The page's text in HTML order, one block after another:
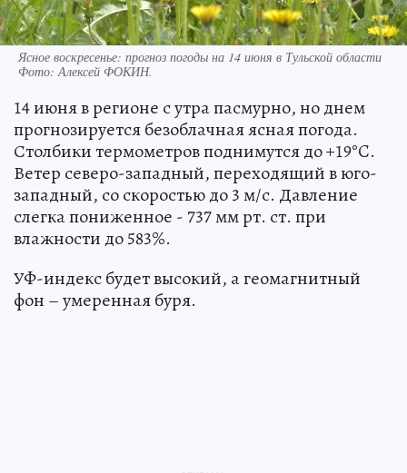
Ясное воскресенье: прогноз погоды на 14 июня в Тульской области
Фото:Алексей ФОКИН.
14 июня в регионе с утра пасмурно, но днем
прогнозируется безоблачная ясная погода.
Столбики термометров поднимутся до +19°C.
Ветер северо-западный, переходящий в юго-
западный, со скоростью до 3 м/с. Давление
слегка пониженное - 737 мм рт. ст. при
влажности до 583%.
УФ-индекс будет высокий, а геомагнитный
фон – умеренная буря.